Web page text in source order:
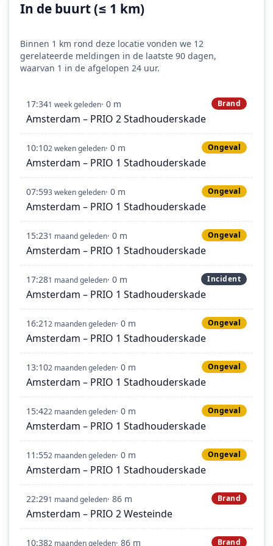
In de buurt (≤ 1 km)
Binnen 1 km rond deze locatie vonden we 12
gerelateerde meldingen in de laatste 90 dagen,
waarvan 1 in de afgelopen 24 uur.
17:341 week geleden· 0 m Brand
Amsterdam – PRIO 2 Stadhouderskade
10:102 weken geleden· 0 m Ongeval
Amsterdam – PRIO 1 Stadhouderskade
07:593 weken geleden· 0 m Ongeval
Amsterdam – PRIO 1 Stadhouderskade
15:231 maand geleden· 0 m Ongeval
Amsterdam – PRIO 1 Stadhouderskade
17:281 maand geleden· 0 m Incident
Amsterdam – PRIO 1 Stadhouderskade
16:212 maanden geleden· 0 m Ongeval
Amsterdam – PRIO 1 Stadhouderskade
13:102 maanden geleden· 0 m Ongeval
Amsterdam – PRIO 1 Stadhouderskade
15:422 maanden geleden· 0 m Ongeval
Amsterdam – PRIO 1 Stadhouderskade
11:552 maanden geleden· 0 m Ongeval
Amsterdam – PRIO 1 Stadhouderskade
22:291 maand geleden· 86 m Brand
Amsterdam – PRIO 2 Westeinde
10:382 maanden geleden· 86 m Brand